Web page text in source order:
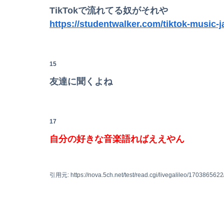
TikTokで流れてる奴がそれや
https://studentwalker.com/tiktok-music-
15
友達に聞くよね
17
自分の好きな音楽語ればええやん
引用元: https://nova.5ch.net/test/read.cgi/livegalileo/